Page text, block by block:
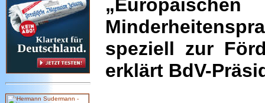
speziell zur
erklärt BdV-